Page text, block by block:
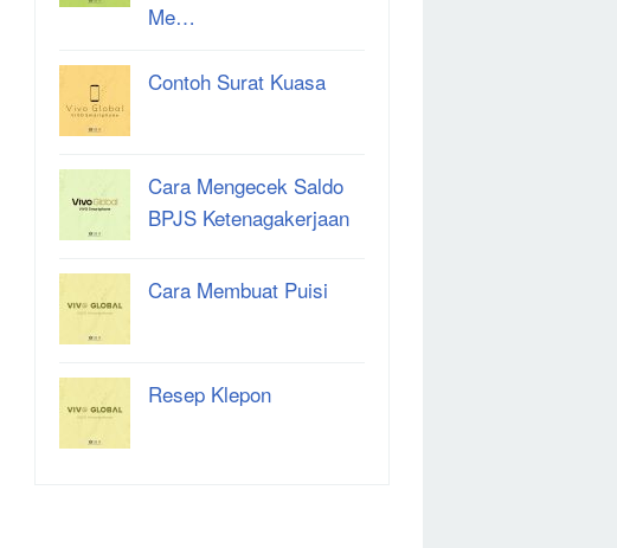
Me…
Contoh Surat Kuasa
Cara Mengecek Saldo
BPJS Ketenagakerjaan
Cara Membuat Puisi
Resep Klepon